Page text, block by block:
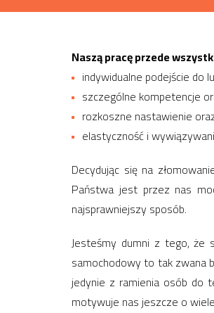
Naszą pracę przede
indywidualne podejście do
szczególne kompetencje
rozkoszne nastawienie
elastyczność i
Decydując się na
Państwa jest przez nas
najsprawniejszy sposób.
Jesteśmy dumni z tego, że
samochodowy to tak zwana
jedynie z ramienia osób do
motywuje nas jeszcze o